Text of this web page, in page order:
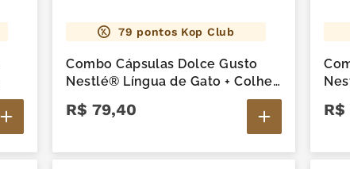
79 pontos Kop Club
Combo Cápsulas Dolce Gusto
Nestlé® Língua de Gato + Colher
R$ 79,40 R$